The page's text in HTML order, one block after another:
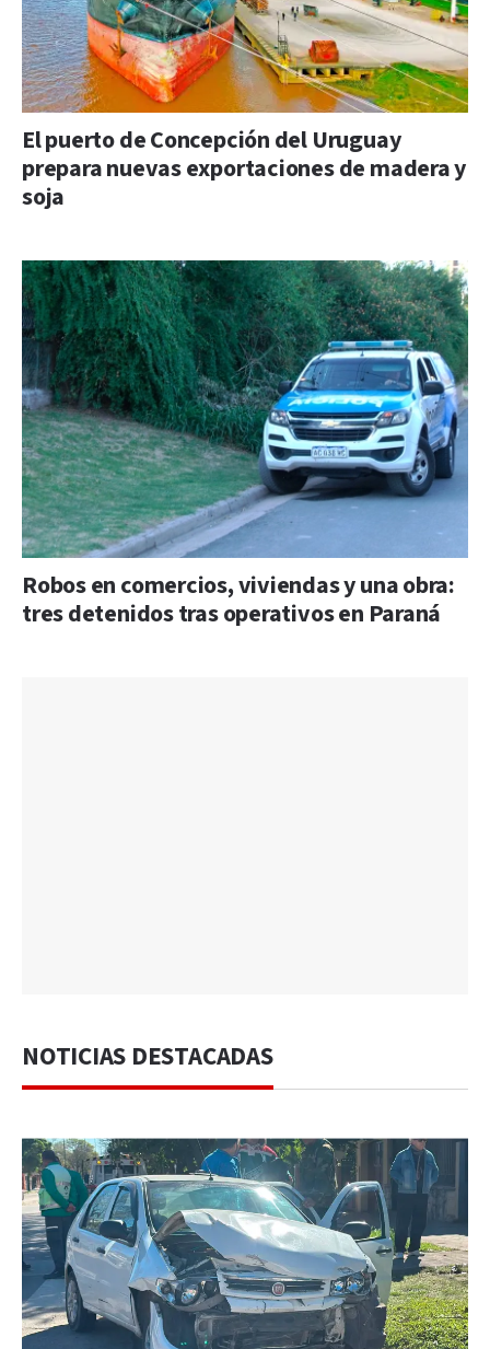
El puerto de Concepción del Uruguay
prepara nuevas exportaciones de madera y
soja
Robos en comercios, viviendas y una obra:
tres detenidos tras operativos en Paraná
NOTICIAS DESTACADAS